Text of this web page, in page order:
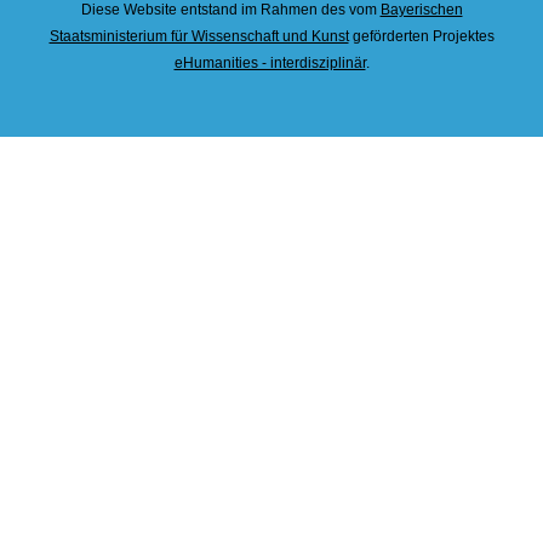
Diese Website entstand im Rahmen des vom Bayerischen
Staatsministerium für Wissenschaft und Kunstgeförderten Projektes
eHumanities - interdisziplinär.